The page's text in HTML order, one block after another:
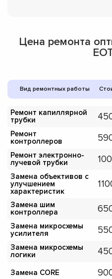
Цена ремонта
Вид ремонтных работы
Ремонт капиллярной
трубки
Ремонт
контроллеров
Ремонт электронно-
лучевой трубки
Замена объективов с
улучшением
характеристик
Замена шим
контроллера
Замена микросхемы
усилителя
Замена микросхемы
логики
Замена CORE